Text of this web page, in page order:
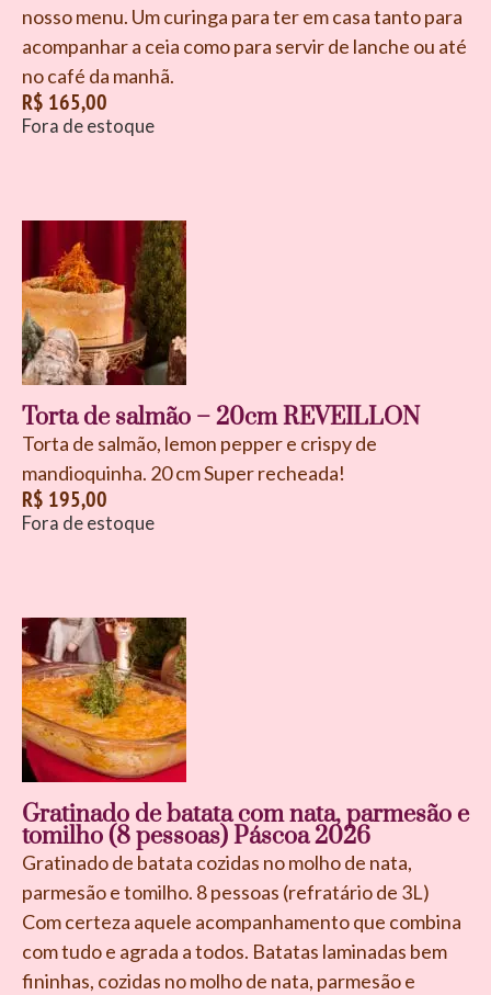
nosso menu. Um curinga para ter em casa tanto para
acompanhar a ceia como para servir de lanche ou até
no café da manhã.
R$ 165,00
Fora de estoque
Torta de salmão – 20cm REVEILLON
Torta de salmão, lemon pepper e crispy de
mandioquinha. 20 cm Super recheada!
R$ 195,00
Fora de estoque
Gratinado de batata com nata, parmesão e
tomilho (8 pessoas) Páscoa 2026
Gratinado de batata cozidas no molho de nata,
parmesão e tomilho. 8 pessoas (refratário de 3L)
Com certeza aquele acompanhamento que combina
com tudo e agrada a todos. Batatas laminadas bem
fininhas, cozidas no molho de nata, parmesão e